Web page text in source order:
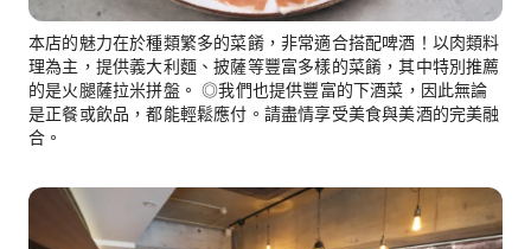
本店的魅力在於種類繁多的菜餚，非常適合搭配啤酒！以肉類料
理為主，提供義大利麵、披薩等豐富多樣的菜餚，其中特別推薦
的是火腿薩拉米拼盤。 ◎我們也提供豐富的下酒菜，因此無論
是正餐或飲品，都能輕鬆應付。請盡情享受美食與美酒的完美融
合。